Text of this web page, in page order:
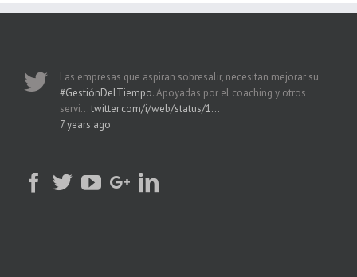
Las empresas que aspiran sobresalir, necesitan mejorar su
#GestiónDelTiempo. Apoyadas por el coaching y otros
servi…twitter.com/i/web/status/1…
7 years ago